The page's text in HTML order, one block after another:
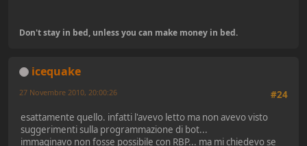
Don't stay in bed, unless you can make money in bed.
icequake
#24
27 Novembre 2010, 20:00:26
esattamente quello. infatti l'avevo letto ma non avevo visto
suggerimenti sulla programmazione di bot...
immaginavo non fosse possibile con RBP... ma mi chiedevo se